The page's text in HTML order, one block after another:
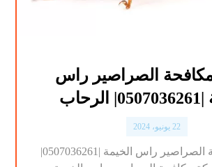
الصراصير راس
22 يونيو، 2024
شركة مكافحة الصراصير راس الخيمة |0507036261|